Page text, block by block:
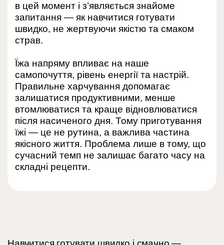
в цей момент і з’являється знайоме
запитання — як навчитися готувати
швидко, не жертвуючи якістю та смаком
страв.
Їжа напряму впливає на наше
самопочуття, рівень енергії та настрій.
Правильне харчування допомагає
залишатися продуктивними, менше
втомлюватися та краще відновлюватися
після насиченого дня. Тому приготування
їжі — це не рутина, а важлива частина
якісного життя. Проблема лише в тому, що
сучасний темп не залишає багато часу на
складні рецепти.